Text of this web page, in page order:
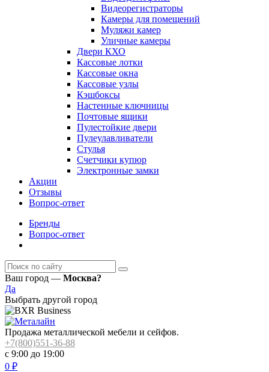
Видеорегистраторы
Камеры для помещений
Муляжи камер
Уличные камеры
Двери КХО
Кассовые лотки
Кассовые окна
Кассовые узлы
Кэшбоксы
Настенные ключницы
Почтовые ящики
Пулестойкие двери
Пулеулавливатели
Стулья
Счетчики купюр
Электронные замки
Акции
Отзывы
Вопрос-ответ
Бренды
Вопрос-ответ
Ваш город — Москва?
Да
Выбрать другой город
Продажа металлической мебели и сейфов.
+7(800)551-36-88
с 9:00 до 19:00
0 ₽